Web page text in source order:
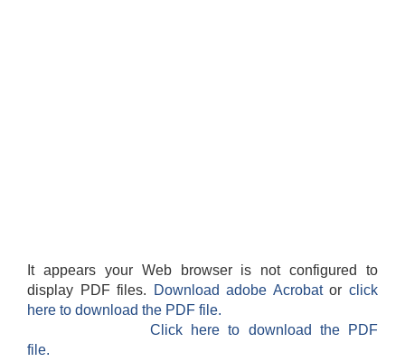
It appears your Web browser is not configured to
display PDF files.
Download adobe Acrobatorclick
here to download the PDF file.
Click here to download the PDF
file.